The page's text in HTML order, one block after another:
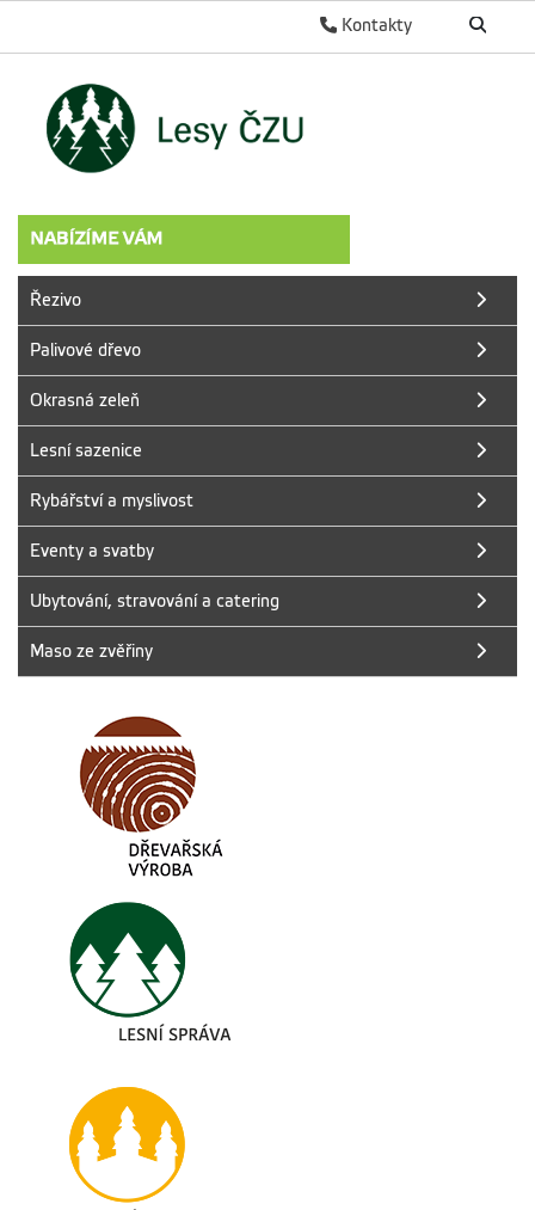
Kontakty
Řezivo
Palivové dřevo
Okrasná zeleň
Lesní sazenice
Rybářství a myslivost
Eventy a svatby
Ubytování, stravování a catering
Maso ze zvěřiny